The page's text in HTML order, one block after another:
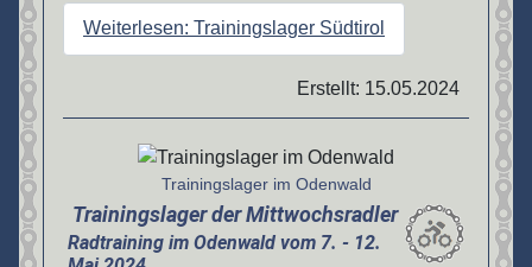
Weiterlesen: Trainingslager Südtirol
Erstellt: 15.05.2024
Trainingslager im Odenwald
Trainingslager der Mittwochsradler
Radtraining im Odenwald vom 7. - 12.